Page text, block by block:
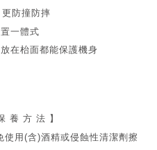
更防撞防摔
一體式
在枱面都能保護機身
養 方 法 】
使用(含)酒精或侵蝕性清潔劑擦